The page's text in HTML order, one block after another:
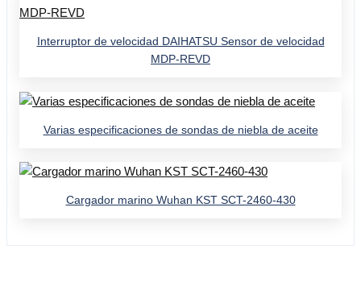
Interruptor de velocidad DAIHATSU Sensor de velocidad
MDP-REVD
Varias especificaciones de sondas de niebla de aceite
Cargador marino Wuhan KST SCT-2460-430